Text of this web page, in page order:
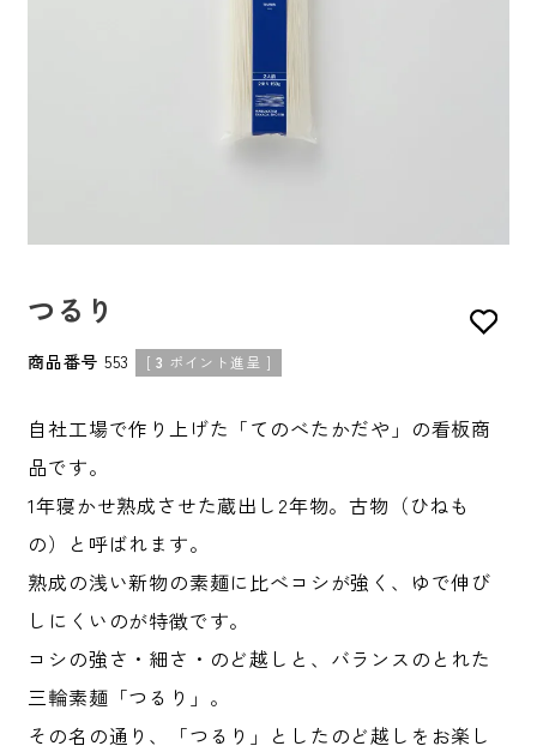
つるり
商品番号 553 [ 3 ポイント進呈 ]
自社工場で作り上げた「てのべたかだや」の看板商
品です。
1年寝かせ熟成させた蔵出し2年物。古物（ひねも
の）と呼ばれます。
熟成の浅い新物の素麺に比べコシが強く、ゆで伸び
しにくいのが特徴です。
コシの強さ・細さ・のど越しと、バランスのとれた
三輪素麺「つるり」。
その名の通り、「つるり」としたのど越しをお楽し